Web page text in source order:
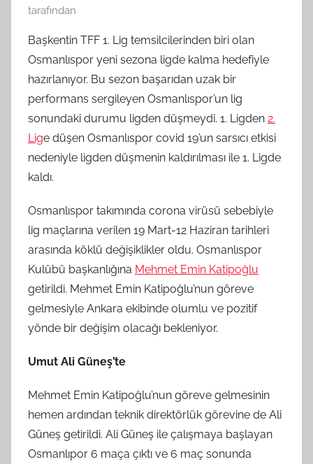
tarafından
Başkentin TFF 1. Lig temsilcilerinden biri olan
Osmanlıspor yeni sezona ligde kalma hedefiyle
hazırlanıyor. Bu sezon başarıdan uzak bir
performans sergileyen Osmanlıspor’un lig
sonundaki durumu ligden düşmeydi. 1. Ligden 2.
Lige düşen Osmanlıspor covid 19’un sarsıcı etkisi
nedeniyle ligden düşmenin kaldırılması ile 1. Ligde
kaldı.
Osmanlıspor takımında corona virüsü sebebiyle
lig maçlarına verilen 19 Mart-12 Haziran tarihleri
arasında köklü değişiklikler oldu. Osmanlıspor
Kulübü başkanlığına Mehmet Emin Katipoğlu
getirildi. Mehmet Emin Katipoğlu’nun göreve
gelmesiyle Ankara ekibinde olumlu ve pozitif
yönde bir değişim olacağı bekleniyor.
Umut Ali Güneş’te
Mehmet Emin Katipoğlu’nun göreve gelmesinin
hemen ardından teknik direktörlük görevine de Ali
Güneş getirildi. Ali Güneş ile çalışmaya başlayan
Osmanlıpor 6 maça çıktı ve 6 maç sonunda